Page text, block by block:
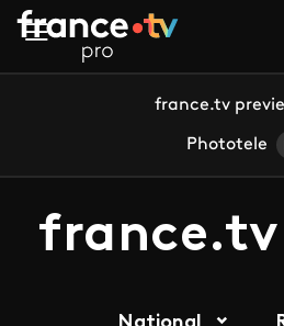
Aller au contenu principal
france.tv
Phototele
france.tv